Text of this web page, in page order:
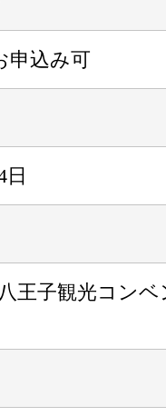
申込み可
日
王子観光コンベ